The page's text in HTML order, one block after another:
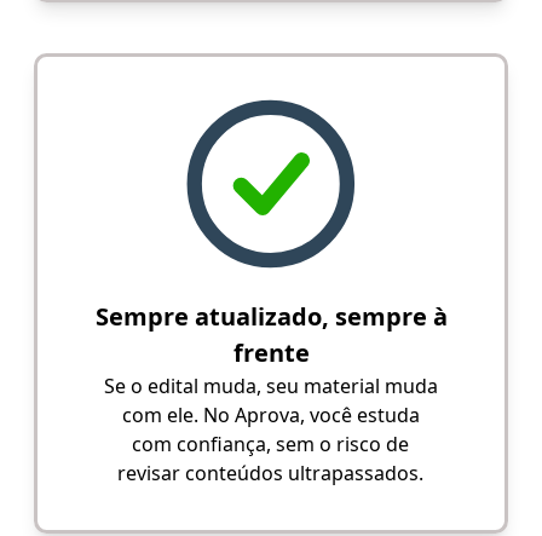
Sempre atualizado, sempre à
frente
Se o edital muda, seu material muda
com ele. No Aprova, você estuda
com confiança, sem o risco de
revisar conteúdos ultrapassados.